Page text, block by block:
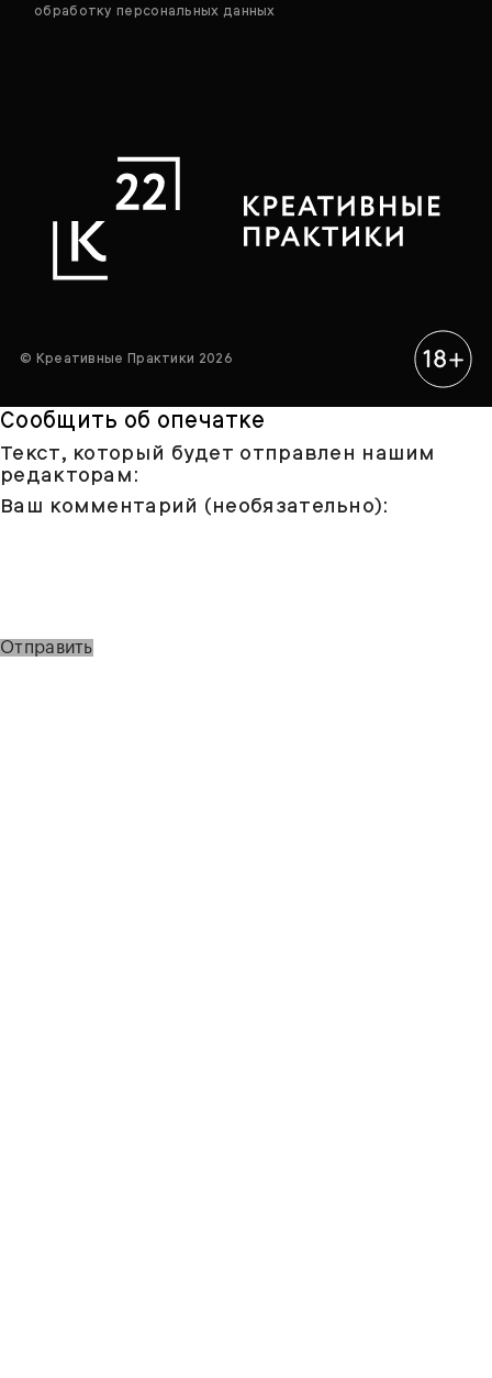
обработку персональных данных
© Креативные Практики 2026
Сообщить об опечатке
Текст, который будет отправлен нашим
редакторам:
Ваш комментарий (необязательно):
Отправить